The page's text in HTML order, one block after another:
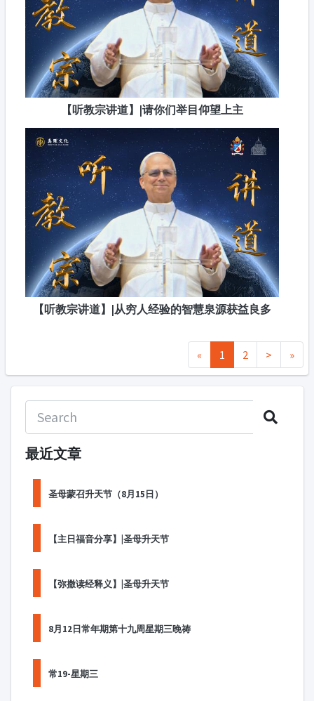
【听教宗讲道】|请你们举目仰望上主
【听教宗讲道】|从穷人经验的智慧泉源获益良多
« 1 2 > »
最近文章
圣母蒙召升天节（8月15日）
【主日福音分享】|圣母升天节
【弥撒读经释义】|圣母升天节
8月12日常年期第十九周星期三晚祷
常19-星期三